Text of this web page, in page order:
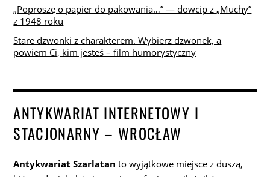
„Poproszę o papier do pakowania…” — dowcip z „Muchy”
z 1948 roku
Stare dzwonki z charakterem. Wybierz dzwonek, a
powiem Ci, kim jesteś – film humorystyczny
ANTYKWARIAT INTERNETOWY I
STACJONARNY – WROCŁAW
Antykwariat Szarlatan to wyjątkowe miejsce z duszą,